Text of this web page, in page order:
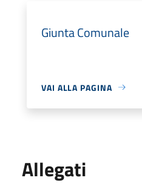
Giunta Comunale
VAI ALLA PAGINA
Allegati